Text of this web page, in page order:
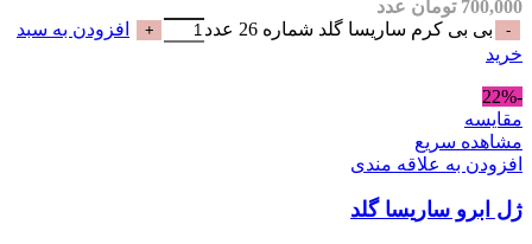
700,000 تومان عدد
بی بی کرم ساریسا گلد شماره 26 عدد
افزودن به سبد
خرید
-22%
مقایسه
مشاهده سریع
افزودن به علاقه مندی
ژل ابرو ساریسا گلد